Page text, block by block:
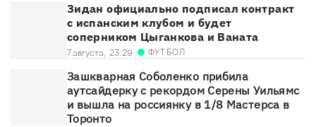
Зидан официально подписал контракт
с испанским клубом и будет
соперником Цыганкова и Ваната
7 августа, 23:29 ФУТБОЛ
Зашкварная Соболенко прибила
аутсайдерку с рекордом Серены Уильямс
и вышла на россиянку в 1/8 Мастерса в
Торонто